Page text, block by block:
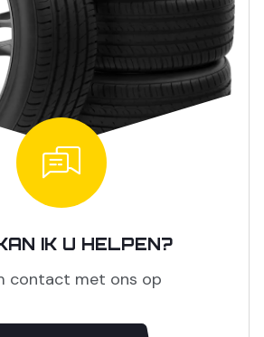
IK U HELPEN?
contact met ons op